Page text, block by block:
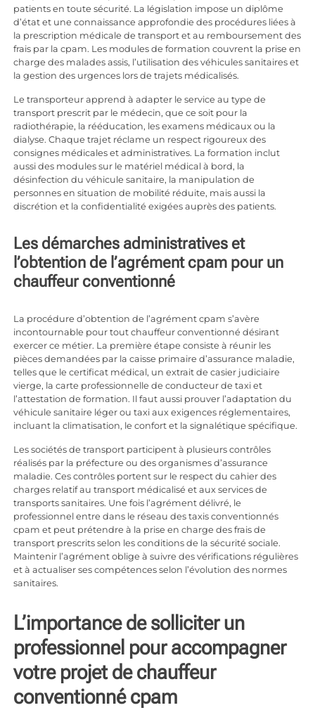
patients en toute sécurité. La législation impose un diplôme
d’état et une connaissance approfondie des procédures liées à
la prescription médicale de transport et au remboursement des
frais par la cpam. Les modules de formation couvrent la prise en
charge des malades assis, l’utilisation des véhicules sanitaires et
la gestion des urgences lors de trajets médicalisés.
Le transporteur apprend à adapter le service au type de
transport prescrit par le médecin, que ce soit pour la
radiothérapie, la rééducation, les examens médicaux ou la
dialyse. Chaque trajet réclame un respect rigoureux des
consignes médicales et administratives. La formation inclut
aussi des modules sur le matériel médical à bord, la
désinfection du véhicule sanitaire, la manipulation de
personnes en situation de mobilité réduite, mais aussi la
discrétion et la confidentialité exigées auprès des patients.
Les démarches administratives et
l’obtention de l’agrément cpam pour un
chauffeur conventionné
La procédure d’obtention de l’agrément cpam s’avère
incontournable pour tout chauffeur conventionné désirant
exercer ce métier. La première étape consiste à réunir les
pièces demandées par la caisse primaire d’assurance maladie,
telles que le certificat médical, un extrait de casier judiciaire
vierge, la carte professionnelle de conducteur de taxi et
l’attestation de formation. Il faut aussi prouver l’adaptation du
véhicule sanitaire léger ou taxi aux exigences réglementaires,
incluant la climatisation, le confort et la signalétique spécifique.
Les sociétés de transport participent à plusieurs contrôles
réalisés par la préfecture ou des organismes d’assurance
maladie. Ces contrôles portent sur le respect du cahier des
charges relatif au transport médicalisé et aux services de
transports sanitaires. Une fois l’agrément délivré, le
professionnel entre dans le réseau des taxis conventionnés
cpam et peut prétendre à la prise en charge des frais de
transport prescrits selon les conditions de la sécurité sociale.
Maintenir l’agrément oblige à suivre des vérifications régulières
et à actualiser ses compétences selon l’évolution des normes
sanitaires.
L’importance de solliciter un
professionnel pour accompagner
votre projet de chauffeur
conventionné cpam